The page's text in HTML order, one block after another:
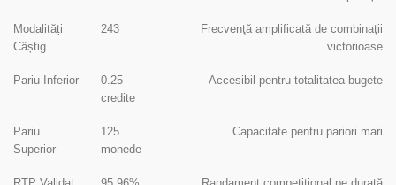
Modalități
Câștig
243
Frecvenţă amplificată de combinaţii
victorioase
Pariu Inferior
0.25
credite
Accesibil pentru totalitatea bugete
Pariu
Superior
125
monede
Capacitate pentru pariori mari